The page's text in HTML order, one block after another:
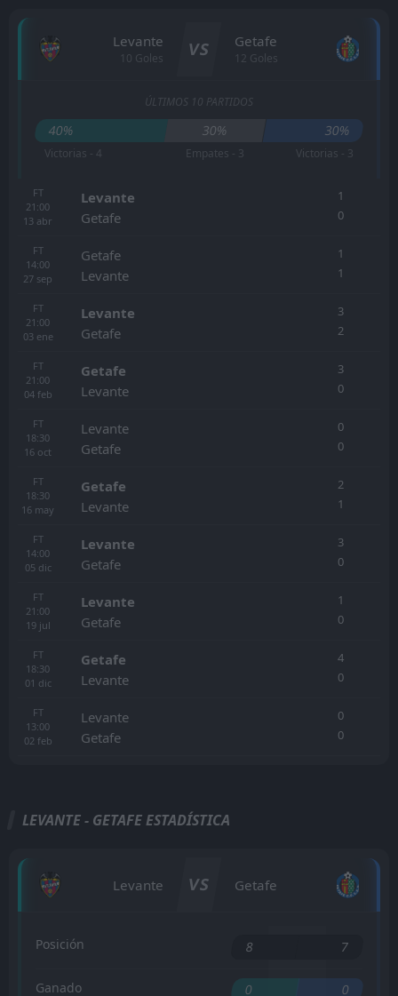
Levante
10 Goles VS Getafe
12 Goles
ÚLTIMOS 10 PARTIDOS
40% 30% 30%
Victorias - 4 Empates - 3 Victorias - 3
FT
21:00
13 abr
Levante
Getafe
1
0
FT
14:00
27 sep
Getafe
Levante
1
1
FT
21:00
03 ene
Levante
Getafe
3
2
FT
21:00
04 feb
Getafe
Levante
3
0
FT
18:30
16 oct
Levante
Getafe
0
0
FT
18:30
16 may
Getafe
Levante
2
1
FT
14:00
05 dic
Levante
Getafe
3
0
FT
21:00
19 jul
Levante
Getafe
1
0
FT
18:30
01 dic
Getafe
Levante
4
0
FT
13:00
02 feb
Levante
Getafe
0
0
LEVANTE - GETAFE ESTADÍSTICA
Levante VS Getafe
Posición 8 7
Ganado 0 0